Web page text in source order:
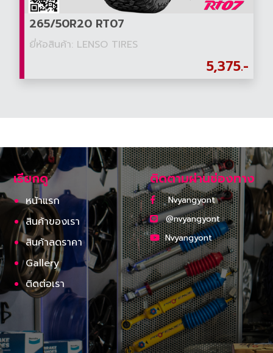
265/50R20 RT07
ยี่ห้อสินค้า: LENSO TIRES
5,375.-
เรียกดู
หน้าแรก
สินค้าของเรา
สินค้าลดราคา
Gallery
ติดต่อเรา
ติดตามผ่านช่องทาง
Nvyangyont
@nvyangyont
Nvyangyont